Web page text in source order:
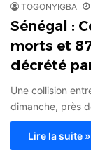
TOGONYIGBA
Sénégal :
morts et
décrété
Une collision
dimanche, près
Lire la suite »